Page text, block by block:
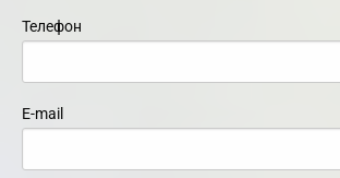
Телефон
E-mail